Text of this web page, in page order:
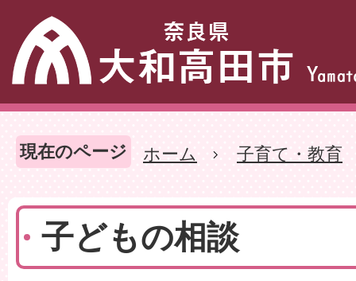
現在のページ ホーム 子育て・教育
子どもの相談